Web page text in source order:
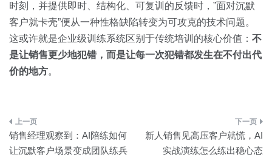
时刻，并提供即时、结构化、可复训的反馈时，”面对沉默
客户就卡壳”便从一种性格缺陷转变为可攻克的技术问题。
这或许就是企业级训练系统区别于传统培训的核心价值： 不
是让销售更少地犯错，而是让每一次犯错都发生在不付出代
价的地方。
文
章
销售经理观察到：AI陪练如何
让沉默客户场景变成团队练兵
新人销售见高压客户就慌，AI
实战演练怎么练出稳心态